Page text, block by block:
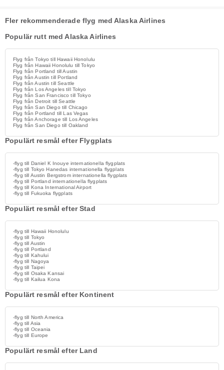
Fler rekommenderade flyg med Alaska Airlines
Populär rutt med Alaska Airlines
Flyg från Tokyo till Hawaii Honolulu
Flyg från Hawaii Honolulu till Tokyo
Flyg från Portland till Austin
Flyg från Austin till Portland
Flyg från Austin till Seattle
Flyg från Los Angeles till Tokyo
Flyg från San Francisco till Tokyo
Flyg från Detroit till Seattle
Flyg från San Diego till Chicago
Flyg från Portland till Las Vegas
Flyg från Anchorage till Los Angeles
Flyg från San Diego till Oakland
Populärt resmål efter Flygplats
-flyg till Daniel K Inouye internationella flygplats
-flyg till Tokyo Hanedas internationella flygplats
-flyg till Austin Bergstrom internationella flygplats
-flyg till Portland internationella flygplats
-flyg till Kona International Airport
-flyg till Fukuoka flygplats
Populärt resmål efter Stad
-flyg till Hawaii Honolulu
-flyg till Tokyo
-flyg till Austin
-flyg till Portland
-flyg till Kahului
-flyg till Nagoya
-flyg till Taipei
-flyg till Osaka Kansai
-flyg till Kailua Kona
Populärt resmål efter Kontinent
-flyg till North America
-flyg till Asia
-flyg till Oceania
-flyg till Europe
Populärt resmål efter Land